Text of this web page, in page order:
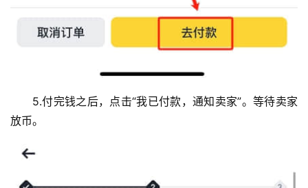
5.付完钱之后，点击“我已付款，通知卖家”。等待卖家
放币。